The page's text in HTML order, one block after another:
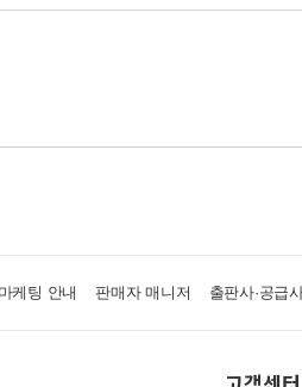
케팅 안내 판매자 매니저 출판사·공급